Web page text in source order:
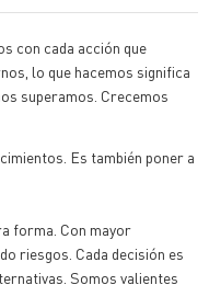
con cada acción que
lo que hacemos significa
superamos. Crecemos
Es también poner a
forma. Con mayor
riesgos. Cada decisión es
Somos valientes